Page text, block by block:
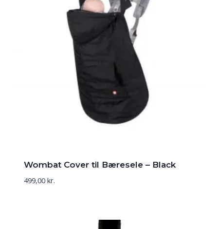
Wombat Cover til Bæresele – Black
499,00 kr.